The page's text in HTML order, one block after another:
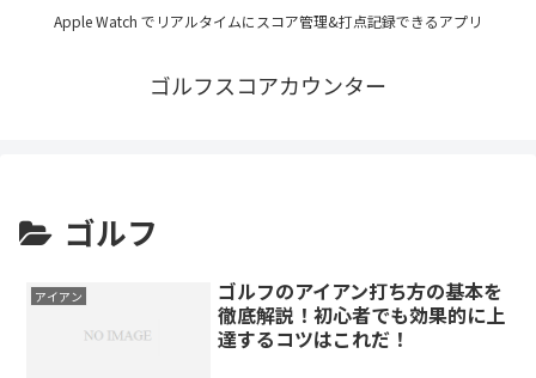
Apple Watch でリアルタイムにスコア管理&打点記録できるアプリ
ゴルフスコアカウンター
ゴルフ
アイアン
ゴルフのアイアン打ち方の基本を
徹底解説！初心者でも効果的に上
達するコツはこれだ！